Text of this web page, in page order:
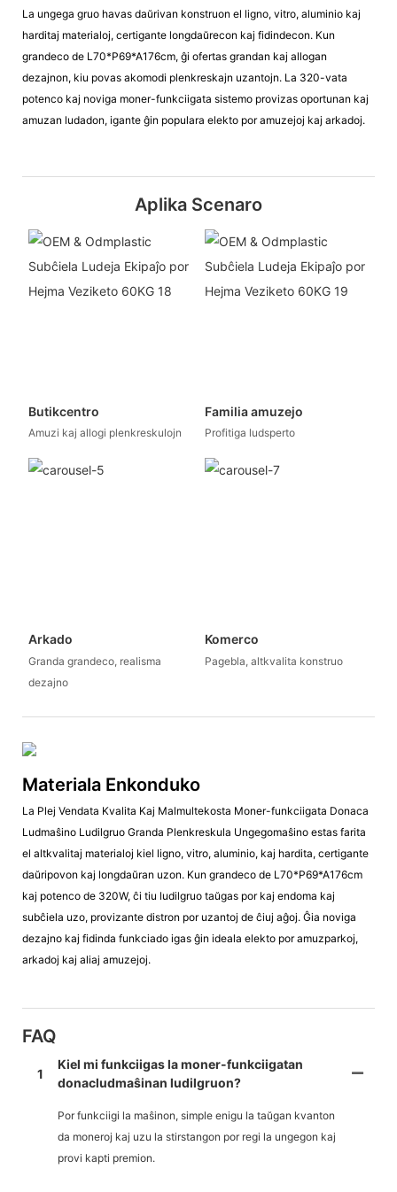
La ungega gruo havas daŭrivan konstruon el ligno, vitro, aluminio kaj
harditaj materialoj, certigante longdaŭrecon kaj fidindecon. Kun
grandeco de L70*P69*A176cm, ĝi ofertas grandan kaj allogan
dezajnon, kiu povas akomodi plenkreskajn uzantojn. La 320-vata
potenco kaj noviga moner-funkciigata sistemo provizas oportunan kaj
amuzan ludadon, igante ĝin populara elekto por amuzejoj kaj arkadoj.
Aplika Scenaro
Butikcentro
Amuzi kaj allogi plenkreskulojn
Familia amuzejo
Profitiga ludsperto
Arkado
Granda grandeco, realisma
dezajno
Komerco
Pagebla, altkvalita konstruo
Materiala Enkonduko
La Plej Vendata Kvalita Kaj Malmultekosta Moner-funkciigata Donaca
Ludmaŝino Ludilgruo Granda Plenkreskula Ungegomaŝino estas farita
el altkvalitaj materialoj kiel ligno, vitro, aluminio, kaj hardita, certigante
daŭripovon kaj longdaŭran uzon. Kun grandeco de L70*P69*A176cm
kaj potenco de 320W, ĉi tiu ludilgruo taŭgas por kaj endoma kaj
subĉiela uzo, provizante distron por uzantoj de ĉiuj aĝoj. Ĝia noviga
dezajno kaj fidinda funkciado igas ĝin ideala elekto por amuzparkoj,
arkadoj kaj aliaj amuzejoj.
FAQ
1
Kiel mi funkciigas la moner-funkciigatan
donacludmaŝinan ludilgruon?
Por funkciigi la maŝinon, simple enigu la taŭgan kvanton
da moneroj kaj uzu la stirstangon por regi la ungegon kaj
provi kapti premion.